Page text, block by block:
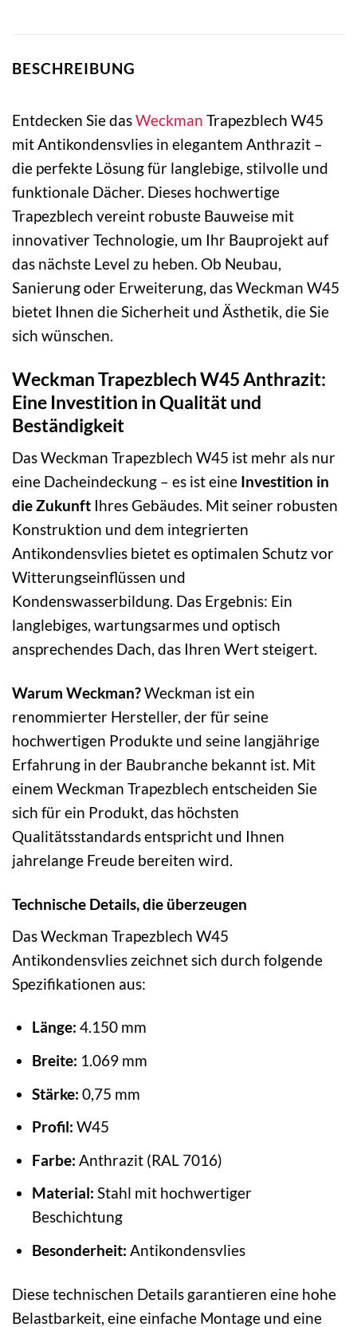
BESCHREIBUNG
Entdecken Sie dasWeckman Trapezblech W45
mit Antikondensvlies in elegantem Anthrazit –
die perfekte Lösung für langlebige, stilvolle und
funktionale Dächer. Dieses hochwertige
Trapezblech vereint robuste Bauweise mit
innovativer Technologie, um Ihr Bauprojekt auf
das nächste Level zu heben. Ob Neubau,
Sanierung oder Erweiterung, das Weckman W45
bietet Ihnen die Sicherheit und Ästhetik, die Sie
sich wünschen.
Weckman Trapezblech W45 Anthrazit:
Eine Investition in Qualität und
Beständigkeit
Das Weckman Trapezblech W45 ist mehr als nur
eine Dacheindeckung – es ist eine Investition in
die Zukunft Ihres Gebäudes. Mit seiner robusten
Konstruktion und dem integrierten
Antikondensvlies bietet es optimalen Schutz vor
Witterungseinflüssen und
Kondenswasserbildung. Das Ergebnis: Ein
langlebiges, wartungsarmes und optisch
ansprechendes Dach, das Ihren Wert steigert.
Warum Weckman?Weckman ist ein
renommierter Hersteller, der für seine
hochwertigen Produkte und seine langjährige
Erfahrung in der Baubranche bekannt ist. Mit
einem Weckman Trapezblech entscheiden Sie
sich für ein Produkt, das höchsten
Qualitätsstandards entspricht und Ihnen
jahrelange Freude bereiten wird.
Technische Details, die überzeugen
Das Weckman Trapezblech W45
Antikondensvlies zeichnet sich durch folgende
Spezifikationen aus:
Länge: 4.150 mm
Breite: 1.069 mm
Stärke: 0,75 mm
Profil: W45
Farbe: Anthrazit (RAL 7016)
Material: Stahl mit hochwertiger
Beschichtung
Besonderheit: Antikondensvlies
Diese technischen Details garantieren eine hohe
Belastbarkeit, eine einfache Montage und eine